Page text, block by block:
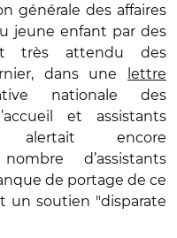
générale des affaires
jeune enfant par des
très attendu des
dans une
lettre
nationale des
et assistants
alertait encore
d’assistants
de portage de ce
un soutien "disparate